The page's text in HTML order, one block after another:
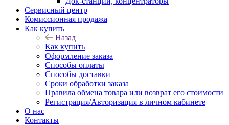
Сервисный центр
Комиссионная продажа
Как купить
Назад
Как купить
Оформление заказа
Способы оплаты
Способы доставки
Сроки обработки заказа
Правила обмена товара или возврат его стоимости
Регистрация/Авторизация в личном кабинете
О нас
Контакты